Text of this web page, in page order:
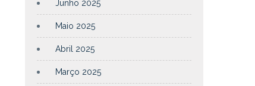
Junho 2025
Maio 2025
Abril 2025
Março 2025